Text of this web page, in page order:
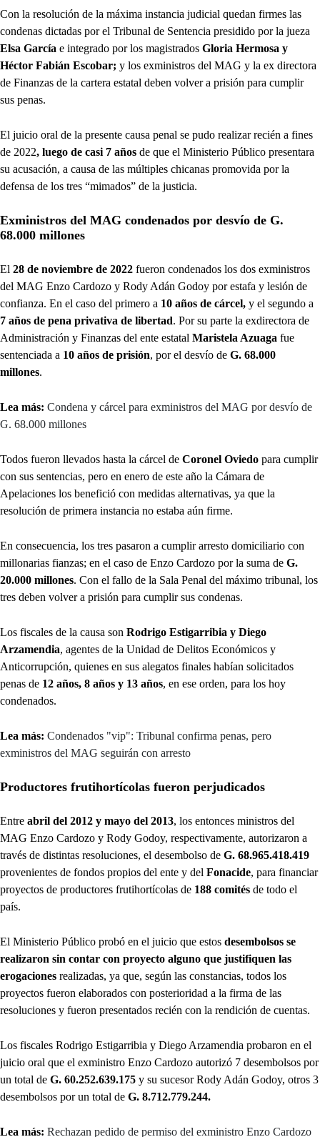
Con la resolución de la máxima instancia judicial quedan firmes las
condenas dictadas por el Tribunal de Sentencia presidido por la jueza
Elsa García e integrado por los magistrados Gloria Hermosa y
Héctor Fabián Escobar; y los exministros del MAG y la ex directora
de Finanzas de la cartera estatal deben volver a prisión para cumplir
sus penas.
El juicio oral de la presente causa penal se pudo realizar recién a fines
de 2022, luego de casi 7 años de que el Ministerio Público presentara
su acusación, a causa de las múltiples chicanas promovida por la
defensa de los tres “mimados” de la justicia.
Exministros del MAG condenados por desvío de G.
68.000 millones
El 28 de noviembre de 2022 fueron condenados los dos exministros
del MAG Enzo Cardozo y Rody Adán Godoy por estafa y lesión de
confianza. En el caso del primero a 10 años de cárcel, y el segundo a
7 años de pena privativa de libertad. Por su parte la exdirectora de
Administración y Finanzas del ente estatal Maristela Azuaga fue
sentenciada a 10 años de prisión, por el desvío de G. 68.000
millones.
Lea más: Condena y cárcel para exministros del MAG por desvío de
G. 68.000 millones
Todos fueron llevados hasta la cárcel de Coronel Oviedo para cumplir
con sus sentencias, pero en enero de este año la Cámara de
Apelaciones los benefició con medidas alternativas, ya que la
resolución de primera instancia no estaba aún firme.
En consecuencia, los tres pasaron a cumplir arresto domiciliario con
millonarias fianzas; en el caso de Enzo Cardozo por la suma de G.
20.000 millones. Con el fallo de la Sala Penal del máximo tribunal, los
tres deben volver a prisión para cumplir sus condenas.
Los fiscales de la causa son Rodrigo Estigarribia y Diego
Arzamendia, agentes de la Unidad de Delitos Económicos y
Anticorrupción, quienes en sus alegatos finales habían solicitados
penas de 12 años, 8 años y 13 años, en ese orden, para los hoy
condenados.
Lea más: Condenados "vip": Tribunal confirma penas, pero
exministros del MAG seguirán con arresto
Productores frutihortícolas fueron perjudicados
Entre abril del 2012 y mayo del 2013, los entonces ministros del
MAG Enzo Cardozo y Rody Godoy, respectivamente, autorizaron a
través de distintas resoluciones, el desembolso de G. 68.965.418.419
provenientes de fondos propios del ente y del Fonacide, para financiar
proyectos de productores frutihortícolas de 188 comités de todo el
país.
El Ministerio Público probó en el juicio que estos desembolsos se
realizaron sin contar con proyecto alguno que justifiquen las
erogaciones realizadas, ya que, según las constancias, todos los
proyectos fueron elaborados con posterioridad a la firma de las
resoluciones y fueron presentados recién con la rendición de cuentas.
Los fiscales Rodrigo Estigarribia y Diego Arzamendia probaron en el
juicio oral que el exministro Enzo Cardozo autorizó 7 desembolsos por
un total de G. 60.252.639.175 y su sucesor Rody Adán Godoy, otros 3
desembolsos por un total de G. 8.712.779.244.
Lea más: Rechazan pedido de permiso del exministro Enzo Cardozo